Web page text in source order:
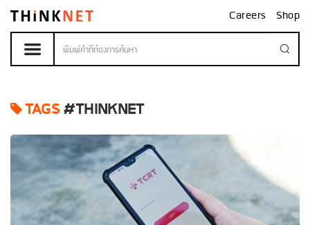
Careers Shop
TAGS#THINKNET